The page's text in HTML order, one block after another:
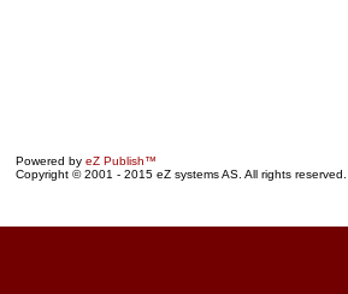
Powered by eZ Publish™
Copyright © 2001 - 2015 eZ systems AS. All rights reserved.